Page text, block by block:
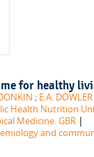
for healthy
; E.A. DOWLER
Health Nutrition
Medicine. GBR |
and